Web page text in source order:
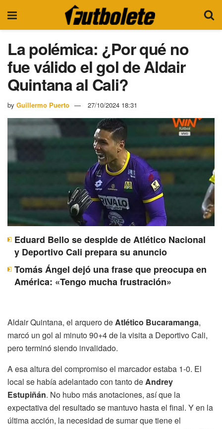
La polémica: ¿Por qué no
fue válido el gol de Aldair
Quintana al Cali?
by Guillermo Puerto 27/10/2024 18:31
Eduard Bello se despide de Atlético Nacional
y Deportivo Cali prepara su anuncio
Tomás Ángel dejó una frase que preocupa en
América: «Tengo mucha frustración»
Aldair Quintana, el arquero deAtlético Bucaramanga,
marcó un gol al minuto 90+4 de la visita a Deportivo Cali,
pero terminó siendo invalidado.
A esa altura del compromiso el marcador estaba 1-0. El
local se había adelantado con tanto deAndrey
Estupiñán. No hubo más anotaciones, así que la
expectativa del resultado se mantuvo hasta el final. Y en la
última acción, la necesidad de sumar que tiene el